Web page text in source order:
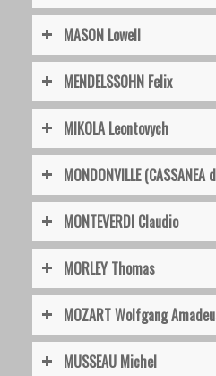
MASON Lowell
MENDELSSOHN Felix
MIKOLA Leontovych
MONDONVILLE
MONTEVERDI Claudio
MORLEY Thomas
MOZART Wolfgang
MUSSEAU Michel